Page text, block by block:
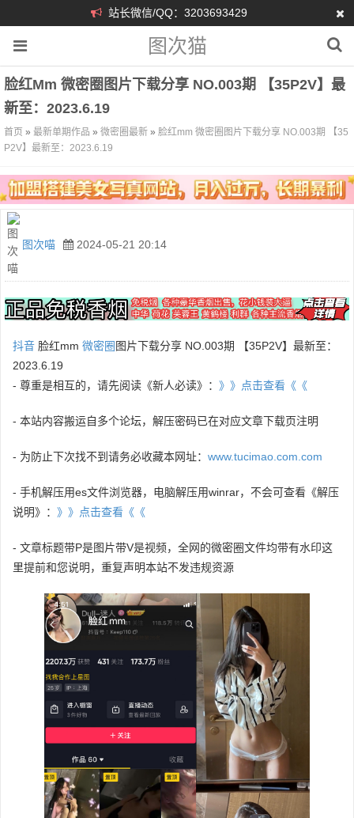
站长微信/QQ：3203693429
图次猫
脸红mm 微密圈图片下载分享 NO.003期 【35P2V】最
新至：2023.6.19
首页 » 最新单期作品 » 微密圈最新 » 脸红mm 微密圈图片下载分享 NO.003期 【35
P2V】最新至：2023.6.19
图次喵 2024-05-21 20:14
抖音 脸红mm 微密圈 图片下载分享 NO.003期 【35P2V】最新至：
2023.6.19
- 尊重是相互的，请先阅读《新人必读》： 》》点击查看《《
- 本站内容搬运自多个论坛，解压密码已在对应文章下载页注明
- 为防止下次找不到请务必收藏本网址： www.tucimao.com.com
- 手机解压用es文件浏览器，电脑解压用winrar，不会可查看《解压
说明》： 》》点击查看《《
- 文章标题带P是图片带V是视频，全网的微密圈文件均带有水印这
里提前和您说明，重复声明本站不发违规资源